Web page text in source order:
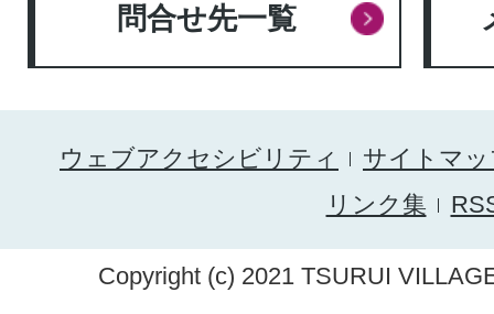
問合せ先一覧
ウェブアクセシビリティ
サイトマ
リンク集
Copyright (c) 2021 TSURUI